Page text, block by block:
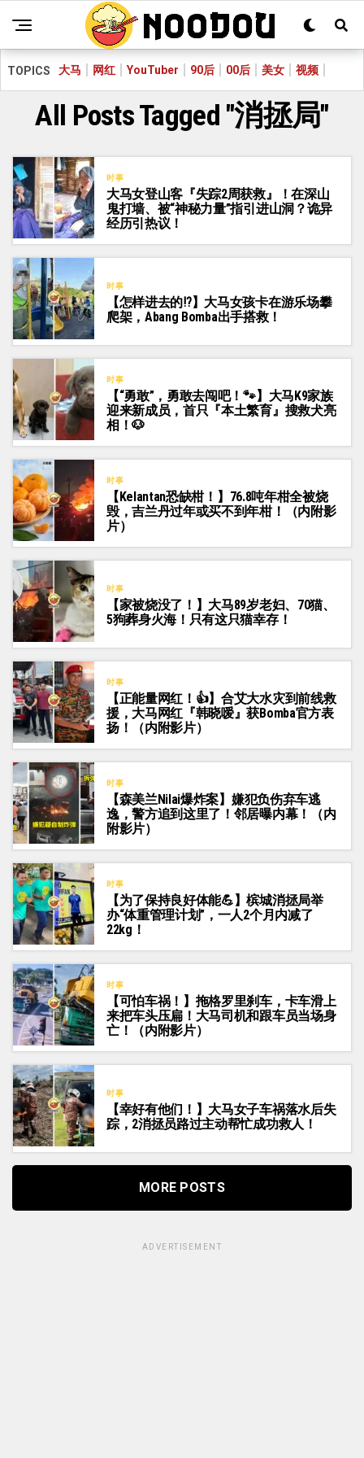
TOPICS 大马 网红 YouTuber 90后 00后 美女 视频
All Posts Tagged "消拯局"
时事
大马女登山客『失踪2周获救』！在深山
鬼打墙、被“神秘力量”指引进山洞？诡异
经历引热议！
时事
【怎样进去的⁉️】大马女孩卡在游乐场攀
爬架，Abang Bomba出手搭救！
时事
【“勇敢”，勇敢去闯吧！🐾】大马K9家族
迎来新成员，首只『本土繁育』搜救犬亮
相！🐶
时事
【Kelantan恐缺柑！】76.8吨年柑全被烧
毁，吉兰丹过年或买不到年柑！（内附影
片）
时事
【家被烧没了！】大马89岁老妇、70猫、
5狗葬身火海！只有这只猫幸存！
时事
【正能量网红！👍】合艾大水灾到前线救
援，大马网红『韩晓嗳』获Bomba官方表
扬！（内附影片）
时事
【森美兰Nilai爆炸案】嫌犯负伤弃车逃
逸，警方追到这里了！邻居曝内幕！（内
附影片）
时事
【为了保持良好体能💪】槟城消拯局举
办“体重管理计划”，一人2个月内减了
22kg！
时事
【可怕车祸！】拖格罗里刹车，卡车滑上
来把车头压扁！大马司机和跟车员当场身
亡！（内附影片）
时事
【幸好有他们！】大马女子车祸落水后失
踪，2消拯员路过主动帮忙成功救人！
MORE POSTS
ADVERTISEMENT